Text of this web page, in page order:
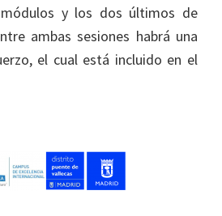
y los dos últimos de
ambas sesiones habrá una
el cual está incluido en el